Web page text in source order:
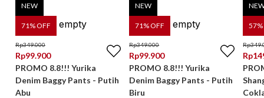
71 % OFF
NEW
Rp349.000
Rp99.900
PROMO 8.8!!! Yurika
Denim Baggy Pants - Putih
Abu
71 % OFF
NEW
Rp349.000
Rp99.900
PROMO 8.8!!! Yurika
Denim Baggy Pants - Putih
Biru
57
Rp
Rp